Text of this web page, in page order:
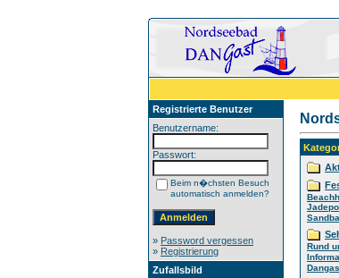
Registrierte Benutzer
Benutzername:
Passwort:
Beim n�chsten Besuch
automatisch anmelden?
» Password vergessen
» Registrierung
Zufallsbild
Rund